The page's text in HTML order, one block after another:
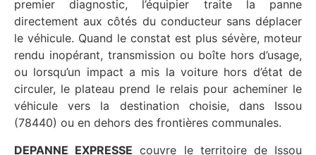
premier diagnostic, l’équipier traite la panne
directement aux côtés du conducteur sans déplacer
le véhicule. Quand le constat est plus sévère, moteur
rendu inopérant, transmission ou boîte hors d’usage,
ou lorsqu’un impact a mis la voiture hors d’état de
circuler, le plateau prend le relais pour acheminer le
véhicule vers la destination choisie, dans Issou
(78440) ou en dehors des frontières communales.
DEPANNE EXPRESSE couvre le territoire de Issou